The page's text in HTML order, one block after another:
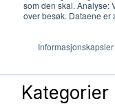
som den skal. Analyse:
over besøk. Dataene er
Pinse
Kategorier
Hva vi gjør